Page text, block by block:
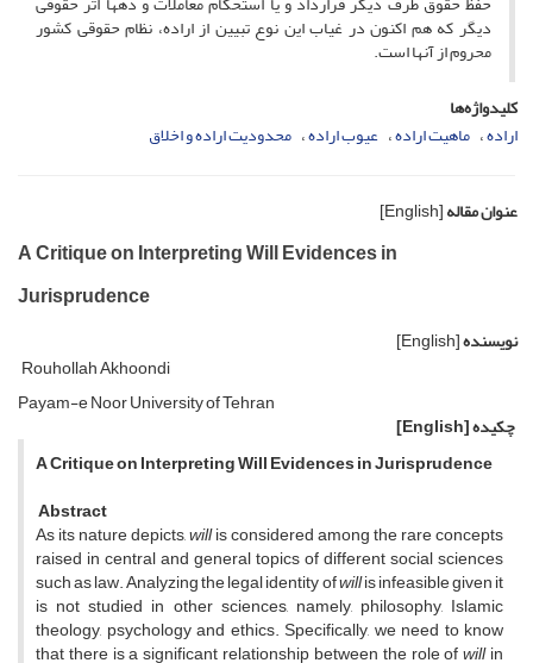
دیگر که هم­ اکنون در غیاب این نوع تبیین از اراده، نظام حقوقی کشور
محروم از آن­ها است.
کلیدواژه‌ها
اراده ماهیت اراده عیوب اراده محدودیت اراده و اخلاق
عنوان مقاله[English]
A Critique on Interpreting Will Evidences in
Jurisprudence
نویسنده[English]
Rouhollah Akhoondi
Payam-e Noor University of Tehran
چکیده[English]
A Critique on Interpreting Will Evidences in Jurisprudence
Abstract
As its nature depicts,willis considered among the rare concepts
raised in central and general topics of different social sciences
such as law. Analyzing the legal identity ofwillis infeasible given it
is not studied in other sciences, namely, philosophy, Islamic
theology, psychology and ethics. Specifically, we need to know
that there is a significant relationship between the role ofwillin